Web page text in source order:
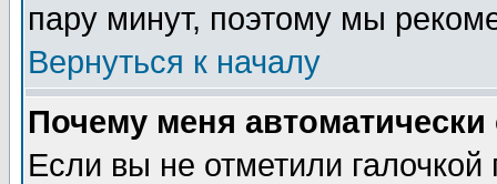
пару минут, поэтому мы
Вернуться к началу
Почему меня автоматически
Если вы не отметили галочкой